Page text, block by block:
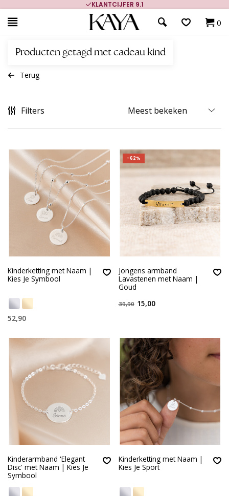
KLANTCIJFER 9.1
0
Producten getagd met cadeau kind
Terug
Filters
Kinderketting met Naam |
Kies Je Symbool
52,90
-62%
Jongens armband
Lavastenen met Naam |
Goud
39,90 15,00
Kinderarmband 'Elegant
Disc' met Naam | Kies Je
Symbool
Kinderketting met Naam |
Kies Je Sport